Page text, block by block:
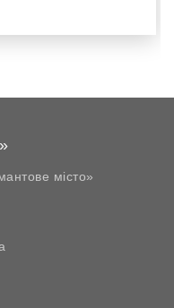
місто»